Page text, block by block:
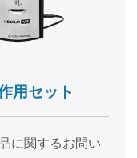
用セット
に関するお問い